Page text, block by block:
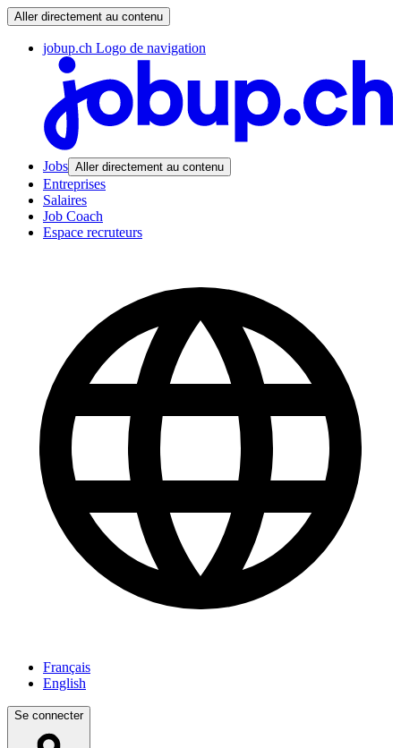
Aller directement au contenu
jobup.ch Logo de navigation
Jobs Aller directement au contenu
Entreprises
Salaires
Job Coach
Espace recruteurs
Français
English
Se connecter